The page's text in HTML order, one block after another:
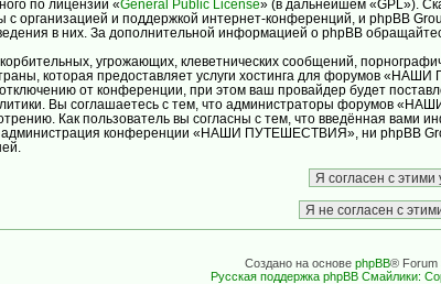
по лицензии «General Public License» (в дальнейшем «GPL»).
с организацией и поддержкой интернет-конференций, и phpBB
в них. За дополнительной информацией о phpBB
угрожающих, клеветнических сообщений,
которая предоставляет услуги хостинга для форумов
от конференции, при этом ваш провайдер будет
Вы соглашаетесь с тем, что администраторы форумов
Как пользователь вы согласны с тем, что введённая
конференции «НАШИ ПУТЕШЕСТВИЯ», ни phpBB
Создано на основе phpBB® Forum
Русская поддержка phpBB Смайлики: